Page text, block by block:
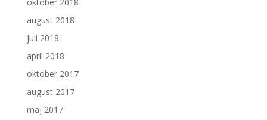
august 2018
juli 2018
april 2018
oktober 2017
august 2017
maj 2017